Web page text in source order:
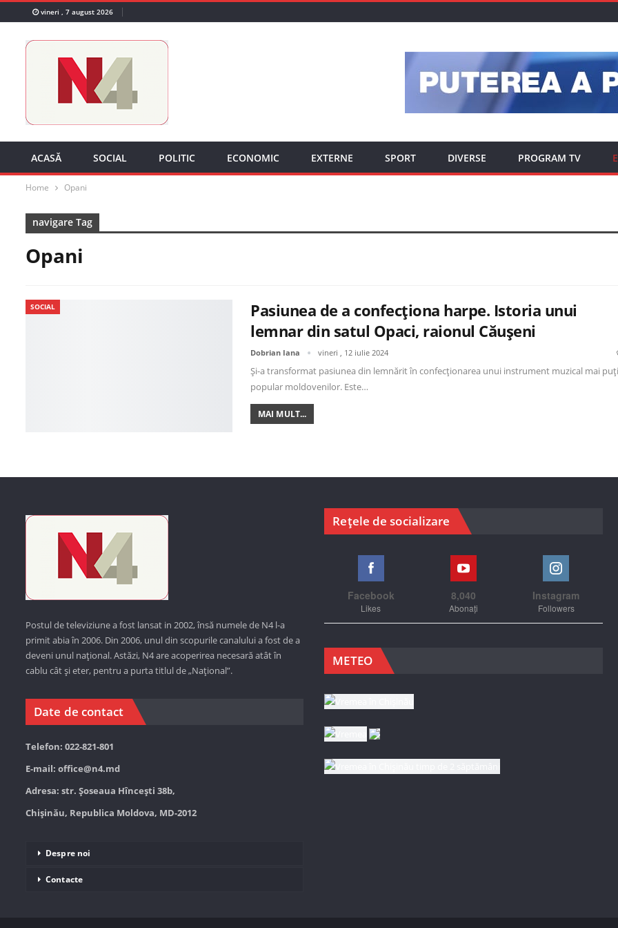
vineri , 7 august 2026
ACASĂ SOCIAL POLITIC ECONOMIC EXTERNE SPORT DIVERSE PROGRAM TV
Home Opani
navigare Tag
Opani
SOCIAL
Pasiunea de a confecționa harpe. Istoria unui
lemnar din satul Opaci, raionul Căușeni
Dobrian Iana vineri , 12 iulie 2024
Și-a transformat pasiunea din lemnărit în confecționarea unui instrument muzical mai
popular moldovenilor. Este…
MAI MULT...
Postul de televiziune a fost lansat in 2002, însă numele de N4 l-a
primit abia în 2006. Din 2006, unul din scopurile canalului a fost de a
deveni unul național. Astăzi, N4 are acoperirea necesară atât în
cablu cât și eter, pentru a purta titlul de „Național”.
Date de contact
Telefon: 022-821-801
E-mail: office@n4.md
Adresa: str. Șoseaua Hînceşti 38b,
Chișinău, Republica Moldova, MD-2012
Despre noi
Contacte
Rețele de socializare
Facebook
Likes
8,040
Abonați
Instagram
Followers
METEO